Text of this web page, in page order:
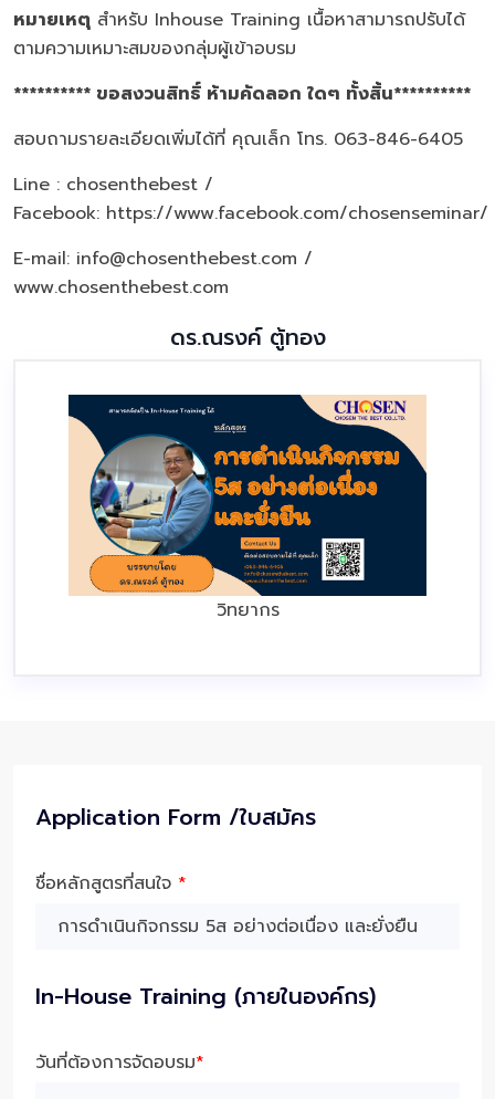
หมายเหตุ สำหรับ Inhouse Training เนื้อหาสามารถปรับได้
ตามความเหมาะสมของกลุ่มผู้เข้าอบรม
********** ขอสงวนสิทธิ์ ห้ามคัดลอก ใดๆ ทั้งสิ้น**********
สอบถามรายละเอียดเพิ่มได้ที่ คุณเล็ก โทร. 063-846-6405
Line : chosenthebest /
Facebook: https://www.facebook.com/chosenseminar/
E-mail: info@chosenthebest.com /
www.chosenthebest.com
ดร.ณรงค์ ตู้ทอง
วิทยากร
Application Form /ใบสมัคร
ชื่อหลักสูตรที่สนใจ *
In-House Training (ภายในองค์กร)
วันที่ต้องการจัดอบรม*